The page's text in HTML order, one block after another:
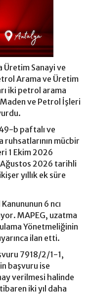
Üretim Sanayi ve
Arama ve Üretim
iki petrol arama
Maden ve Petrol İşleri
b paftalı ve
mücbir
1 Ekim 2026
2026 tarihli
yıllık ek süre
6 ncı
MAPEG, uzatma
Yönetmeliğinin
ilan etti.
7918/2/1-1,
başvuru ise
verilmesi halinde
iki yıl daha